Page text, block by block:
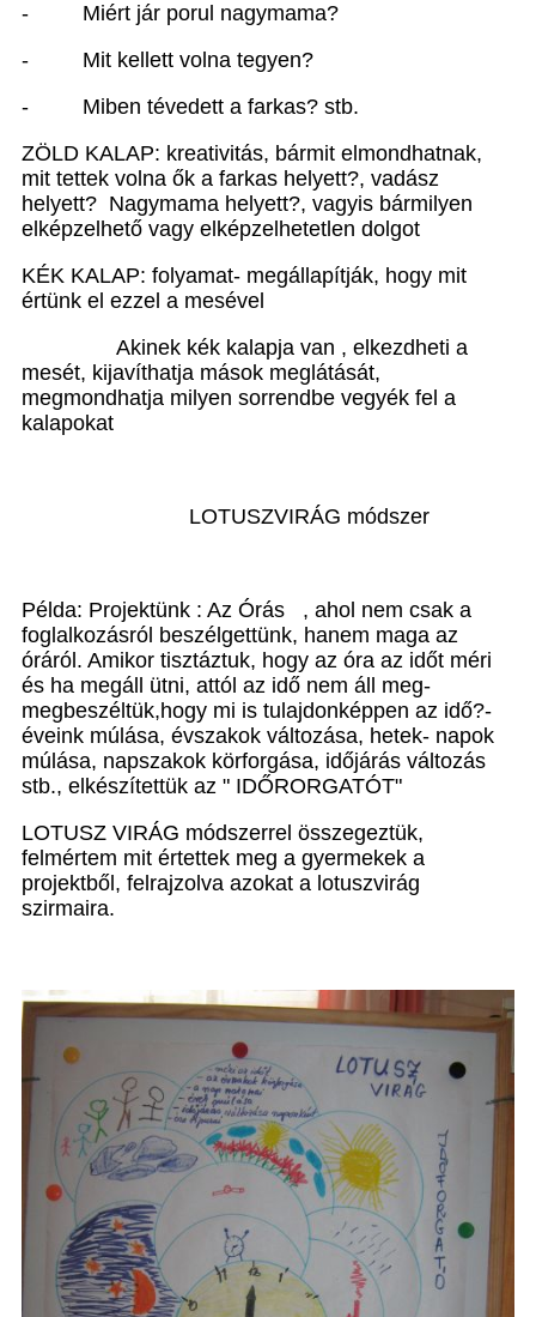
- Miért jár porul nagymama?
- Mit kellett volna tegyen?
- Miben tévedett a farkas? stb.
ZÖLD KALAP: kreativitás, bármit elmondhatnak,
mit tettek volna ők a farkas helyett?, vadász
helyett? Nagymama helyett?, vagyis bármilyen
elképzelhető vagy elképzelhetetlen dolgot
KÉK KALAP: folyamat- megállapítják, hogy mit
értünk el ezzel a mesével
Akinek kék kalapja van , elkezdheti a
mesét, kijavíthatja mások meglátását,
megmondhatja milyen sorrendbe vegyék fel a
kalapokat
LOTUSZVIRÁG módszer
Példa: Projektünk : Az Órás , ahol nem csak a
foglalkozásról beszélgettünk, hanem maga az
óráról. Amikor tisztáztuk, hogy az óra az időt méri
és ha megáll ütni, attól az idő nem áll meg-
megbeszéltük,hogy mi is tulajdonképpen az idő?-
éveink múlása, évszakok változása, hetek- napok
múlása, napszakok körforgása, időjárás változás
stb., elkészítettük az " IDŐRORGATÓT"
LOTUSZ VIRÁG módszerrel összegeztük,
felmértem mit értettek meg a gyermekek a
projektből, felrajzolva azokat a lotuszvirág
szirmaira.